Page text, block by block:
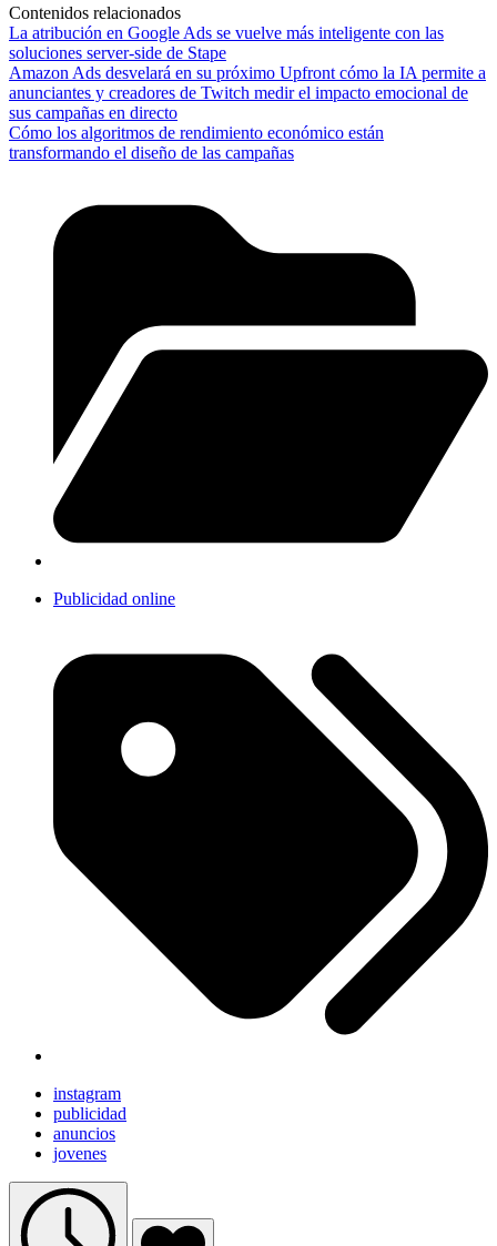
Contenidos relacionados
La atribución en Google Ads se vuelve más inteligente con las
soluciones server-side de Stape
Amazon Ads desvelará en su próximo Upfront cómo la IA permite a
anunciantes y creadores de Twitch medir el impacto emocional de
sus campañas en directo
Cómo los algoritmos de rendimiento económico están
transformando el diseño de las campañas
Publicidad online
instagram
publicidad
anuncios
jovenes